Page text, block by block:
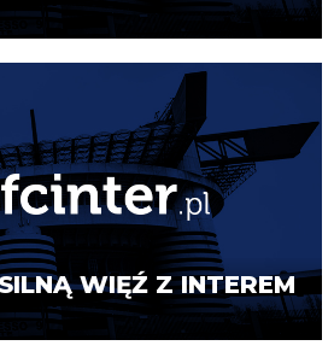
WIĘŹ Z INTEREM